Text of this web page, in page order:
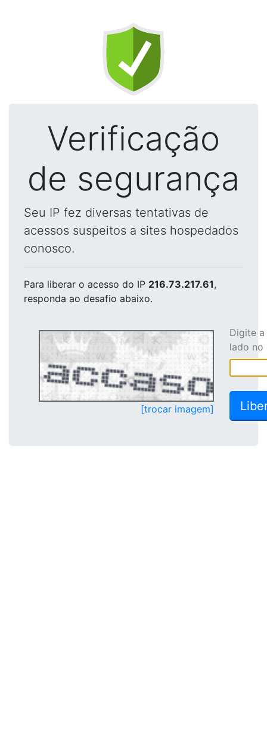
Verificação
de segurança
Seu IP fez diversas tentativas de
acessos suspeitos a sites hospedados
conosco.
Para liberar o acesso do IP 216.73.217.61,
responda ao desafio abaixo.
[trocar imagem]
Digite
lado no